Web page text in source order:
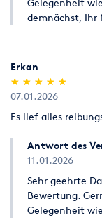
Gelegenheit
demnächst, Ihr
Erkan
(*)
★
★
(*) ★
★
(*) ★
★
(*) ★
★
(*) ★
★
07.01.2026
Es lief alles
Antwort des
11.01.2026
Sehr geehrte
Bewertung.
Gelegenheit